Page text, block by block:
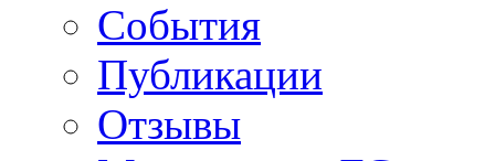
События
Публикации
Отзывы